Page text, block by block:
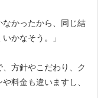
なかったから、同じ結
かなそう。」
方針やこだわり、ク
料金も違いますし、